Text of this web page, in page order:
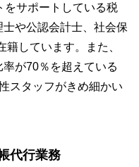
をサポートしている税
や公認会計士、社会保
しています。また、
が70％を超えている
スタッフがきめ細かい
代行業務